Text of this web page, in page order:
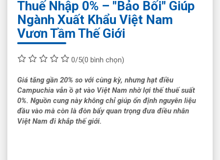
Thuế Nhập 0% – "Bảo Bối" Giúp
Ngành Xuất Khẩu Việt Nam
Vươn Tầm Thế Giới
0/5(0 bình chọn)
Giá tăng gần 20% so với cùng kỳ, nhưng hạt điều
Campuchia vẫn ồ ạt vào Việt Nam nhờ lợi thế thuế suất
0%. Nguồn cung này không chỉ giúp ổn định nguyên liệu
đầu vào mà còn là đòn bẩy quan trọng đưa điều nhân
Việt Nam đi khắp thế giới.